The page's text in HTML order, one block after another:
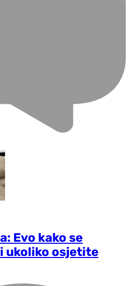
Evo kako se
ukoliko osjetite